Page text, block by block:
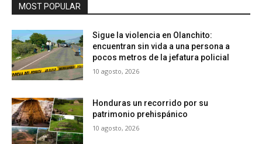
MOST POPULAR
Sigue la violencia en Olanchito:
encuentran sin vida a una persona a
pocos metros de la jefatura policial
10 agosto, 2026
Honduras un recorrido por su
patrimonio prehispánico
10 agosto, 2026